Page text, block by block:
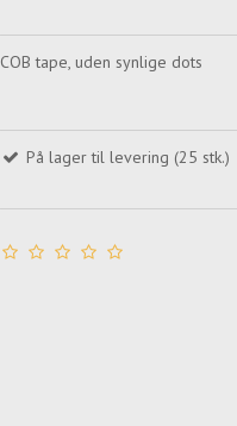
COB tape, uden synlige dots
På lager til levering (25 stk.)